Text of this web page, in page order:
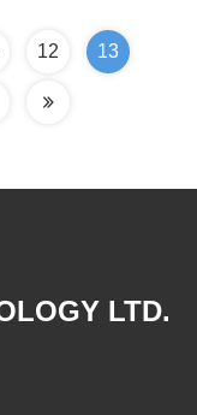
12 13
LTD.